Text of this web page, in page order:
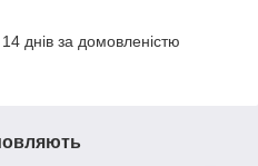
днів за домовленістю